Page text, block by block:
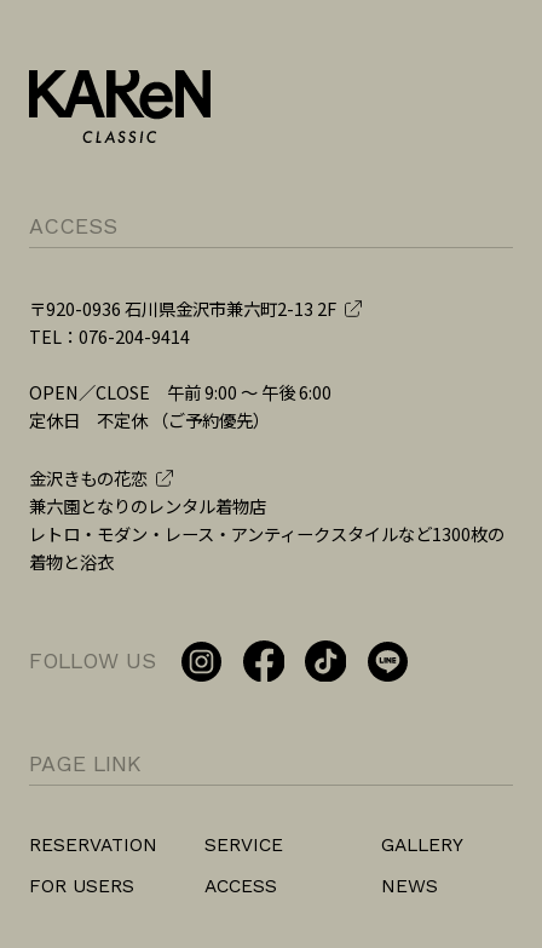
ACCESS
〒920-0936 石川県金沢市兼六町2-13 2F
TEL：076-204-9414
OPEN／CLOSE 午前 9:00 ～ 午後 6:00
定休日 不定休 （ご予約優先）
金沢きもの花恋
兼六園となりのレンタル着物店
レトロ・モダン・レース・アンティークスタイルなど1300枚の
着物と浴衣
PAGE LINK
RESERVATION SERVICE
GALLERY
FOR USERS
ACCESS NEWS